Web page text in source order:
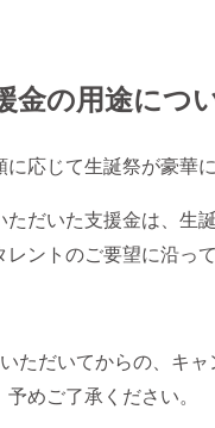
金の用途につ
に応じて生誕祭が豪華
ただいた支援金は、生
レントのご要望に沿っ
ただいてからの、キ
予めご了承ください。